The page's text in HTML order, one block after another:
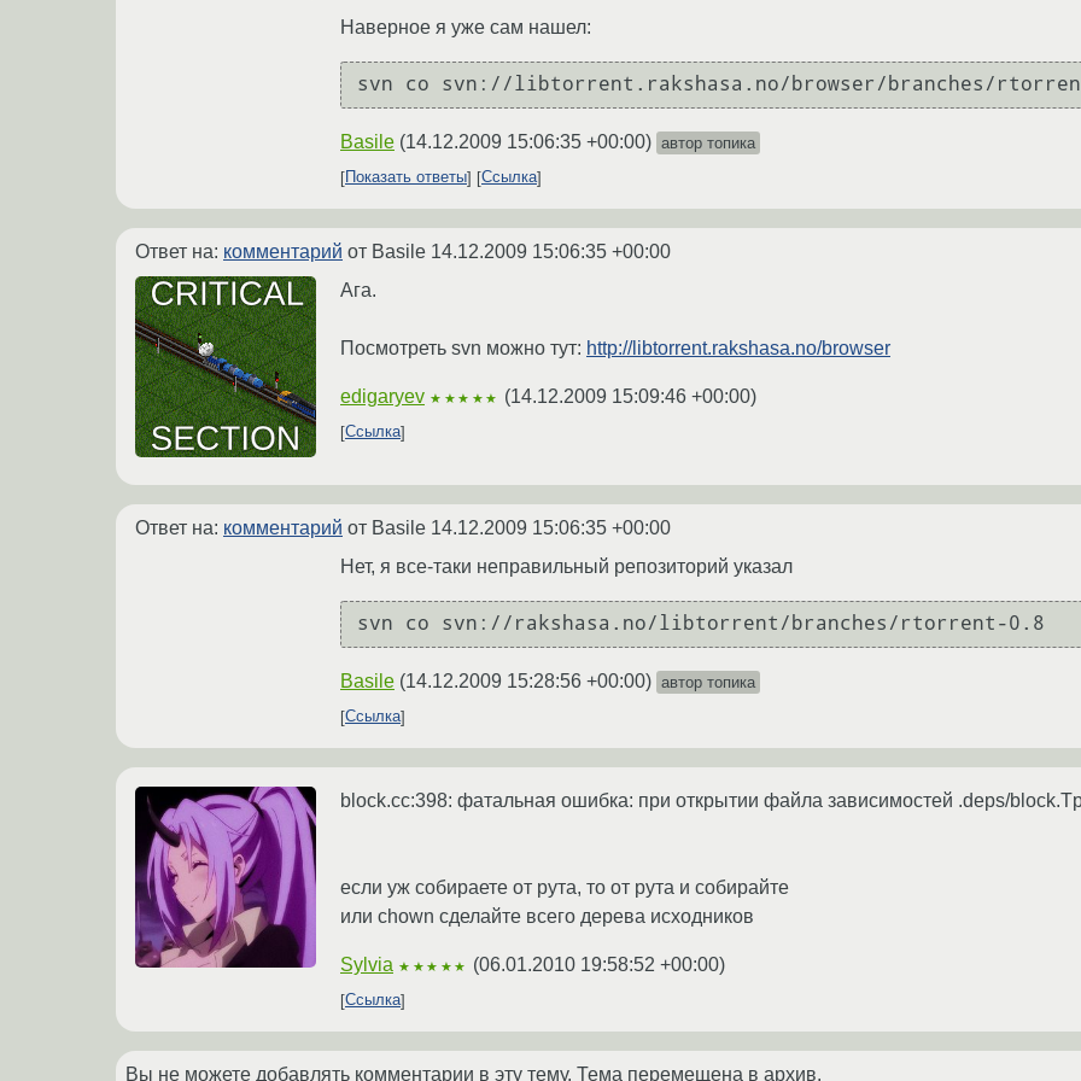
Наверное я уже сам нашел:
svn co svn://libtorrent.rakshasa.no/browser/branches/
Basile (14.12.2009 15:06:35 +00:00) автор топика
Показать ответы
Ссылка
Ответ на: комментарий от Basile 14.12.2009 15:06:35 +00:00
Ага.
Посмотреть svn можно тут: http://libtorrent.rakshasa.no/browser
edigaryev ★★★★★ (14.12.2009 15:09:46 +00:00)
Ссылка
Ответ на: комментарий от Basile 14.12.2009 15:06:35 +00:00
Нет, я все-таки неправильный репозиторий указал
svn co svn://rakshasa.no/libtorrent/branches/rtorrent-0.8
Basile (14.12.2009 15:28:56 +00:00) автор топика
Ссылка
block.cc:398: фатальная ошибка: при открытии файла зависимостей .deps/
если уж собираете от рута, то от рута и собирайте
или chown сделайте всего дерева исходников
Sylvia ★★★★★ (06.01.2010 19:58:52 +00:00)
Ссылка
Вы не можете добавлять комментарии в эту тему. Тема перемещена в архив.